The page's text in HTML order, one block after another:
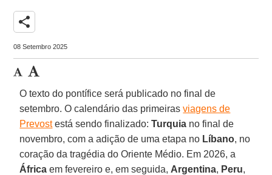
share
08 Setembro 2025
O texto do pontífice será publicado no final de
setembro. O calendário das primeirasviagens de
Prevostestá sendo finalizado:Turquia no final de
novembro, com a adição de uma etapa no Líbano, no
coração da tragédia do Oriente Médio. Em 2026, a
África em fevereiro e, em seguida, Argentina, Peru,